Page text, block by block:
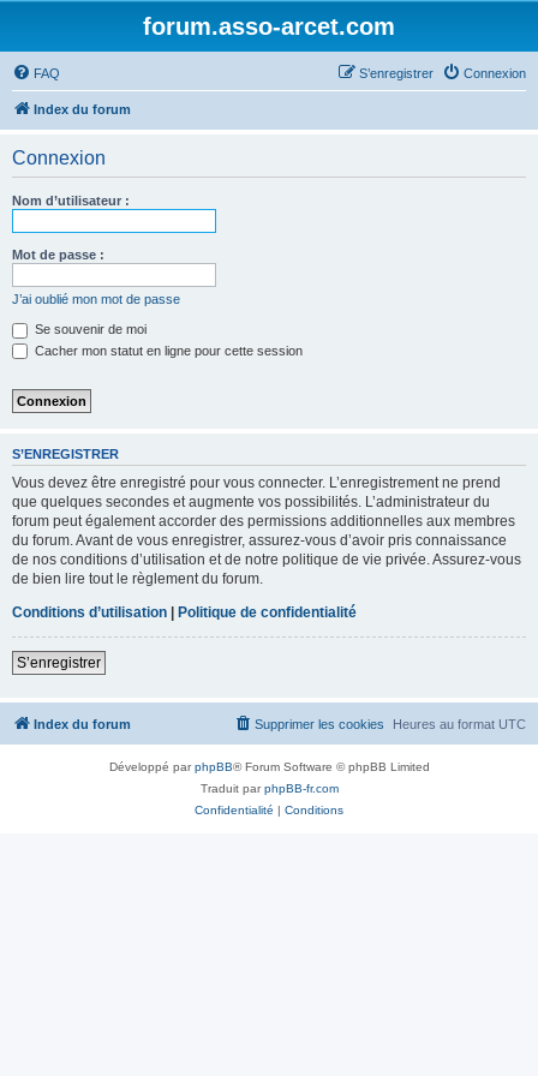
forum.asso-arcet.com
FAQ Connexion
S’enregistrer
Index du forum
Connexion
Nom d’utilisateur :
Mot de passe :
J’ai oublié mon mot de passe
Se souvenir de moi
Cacher mon statut en ligne pour cette session
S’ENREGISTRER
Vous devez être enregistré pour vous connecter. L’enregistrement ne prend
que quelques secondes et augmente vos possibilités. L’administrateur du
forum peut également accorder des permissions additionnelles aux membres
du forum. Avant de vous enregistrer, assurez-vous d’avoir pris connaissance
de nos conditions d’utilisation et de notre politique de vie privée. Assurez-vous
de bien lire tout le règlement du forum.
Conditions d’utilisation | Politique de confidentialité
S’enregistrer
Index du forum Heures au format UTC
Supprimer les cookies
Développé parphpBB® Forum Software © phpBB Limited
Traduit parphpBB-fr.com
Confidentialité | Conditions